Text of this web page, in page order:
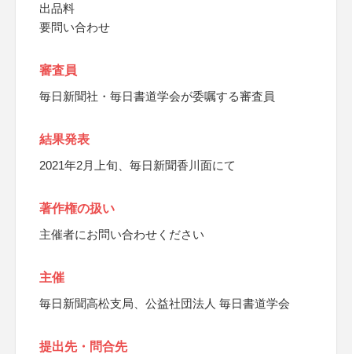
出品料
要問い合わせ
審査員
毎日新聞社・毎日書道学会が委嘱する審査員
結果発表
2021年2月上旬、毎日新聞香川面にて
著作権の扱い
主催者にお問い合わせください
主催
毎日新聞高松支局、公益社団法人 毎日書道学会
提出先・問合先